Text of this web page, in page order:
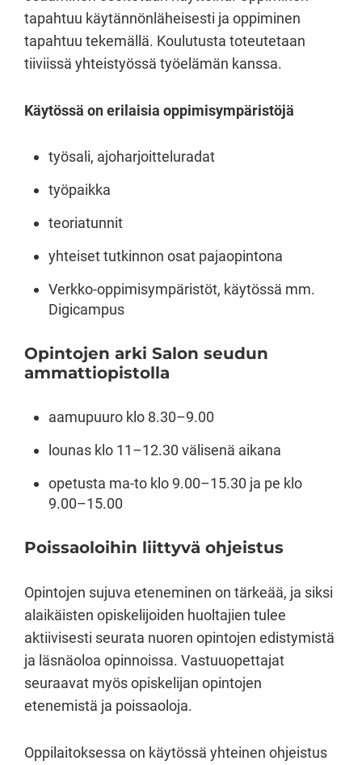
tapahtuu käytännönläheisesti ja oppiminen
tapahtuu tekemällä. Koulutusta toteutetaan
tiiviissä yhteistyössä työelämän kanssa.
Käytössä on erilaisia oppimisympäristöjä
työsali, ajoharjoitteluradat
työpaikka
teoriatunnit
yhteiset tutkinnon osat pajaopintona
Verkko-oppimisympäristöt, käytössä mm.
Digicampus
Opintojen arki Salon seudun
ammattiopistolla
aamupuuro klo 8.30–9.00
lounas klo 11–12.30 välisenä aikana
opetusta ma-to klo 9.00–15.30 ja pe klo
9.00–15.00
Poissaoloihin liittyvä ohjeistus
Opintojen sujuva eteneminen on tärkeää, ja siksi
alaikäisten opiskelijoiden huoltajien tulee
aktiivisesti seurata nuoren opintojen edistymistä
ja läsnäoloa opinnoissa. Vastuuopettajat
seuraavat myös opiskelijan opintojen
etenemistä ja poissaoloja.
Oppilaitoksessa on käytössä yhteinen ohjeistus